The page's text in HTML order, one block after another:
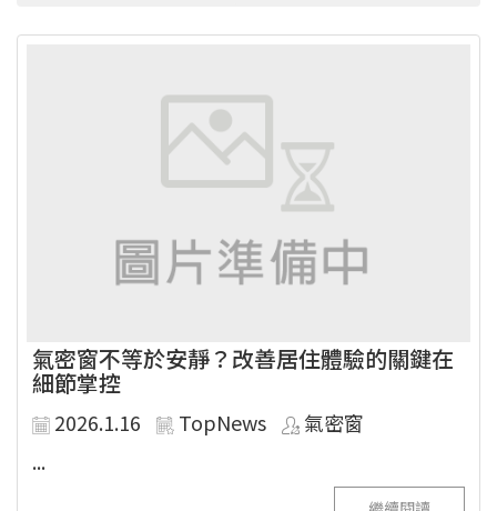
氣密窗不等於安靜？改善居住體驗的關鍵在
細節掌控
2026.1.16 TopNews
氣密窗
...